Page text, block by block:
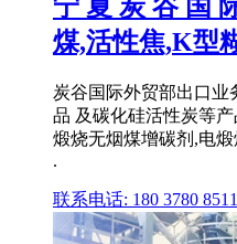
宁 夏 炭 谷 国
煤,活性焦,K型
炭谷国际外贸部出口业
品 及碳化硅活性炭等
煅烧无烟煤增碳剂,电
.
联系电话: 180 3780 8511